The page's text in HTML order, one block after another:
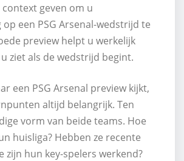
geven om u
een PSG Arsenal-wedstrijd te
preview helpt u werkelijk
ziet als de wedstrijd begint.
een PSG Arsenal preview kijkt,
altijd belangrijk. Ten
vorm van beide teams. Hoe
huisliga? Hebben ze recente
zijn hun key-spelers werkend?